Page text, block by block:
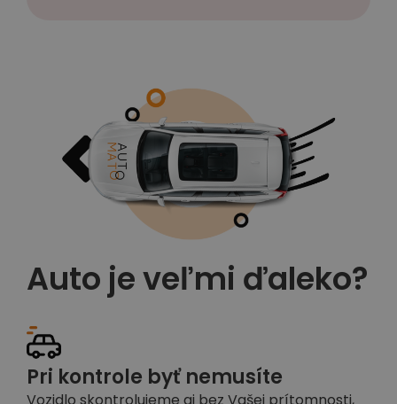
Auto je veľmi ďaleko?
Pri kontrole byť nemusíte
Vozidlo skontrolujeme aj bez Vašej prítomnosti,